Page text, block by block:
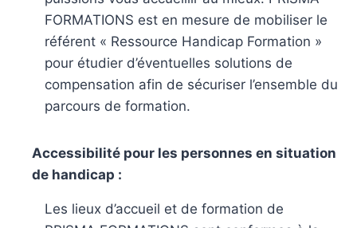
FORMATIONS est en mesure de mobiliser le
référent « Ressource Handicap Formation »
pour étudier d’éventuelles solutions de
compensation afin de sécuriser l’ensemble du
parcours de formation.
Accessibilité pour les personnes en situation
de handicap :
Les lieux d’accueil et de formation de